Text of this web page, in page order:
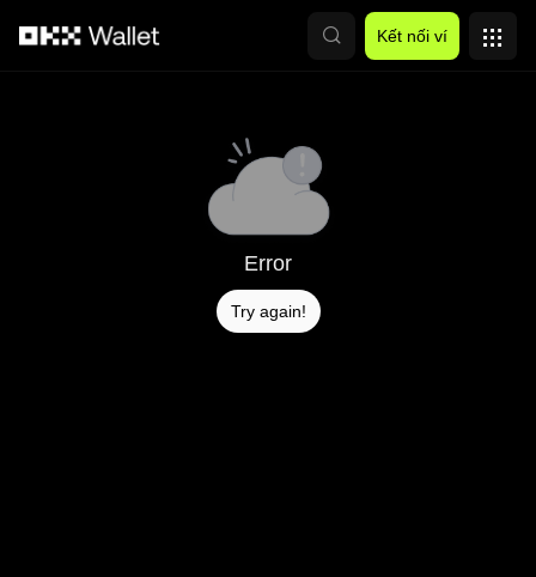
Kết nối ví
Error
Try again!